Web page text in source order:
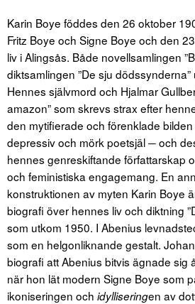
Karin Boye föddes den 26 oktober
Fritz Boye och Signe Boye och den
liv i Alingsås. Både novellsamlingen
diktsamlingen ”De sju
Hennes självmord och Hjalmar
amazon” som skrevs strax efter
den mytifierade och förenklade
depressiv och mörk poetsjäl ─ och
hennes genreskiftande författarskap
och feministiska engagemang. En
konstruktionen av myten Karin Boye
biografi över hennes liv och diktning
som utkom 1950. I Abenius
som en helgonliknande gestalt.
biografi att Abenius bitvis ägnade sig
när hon lät modern Signe Boye som
ikoniseringen och idylliseringen av